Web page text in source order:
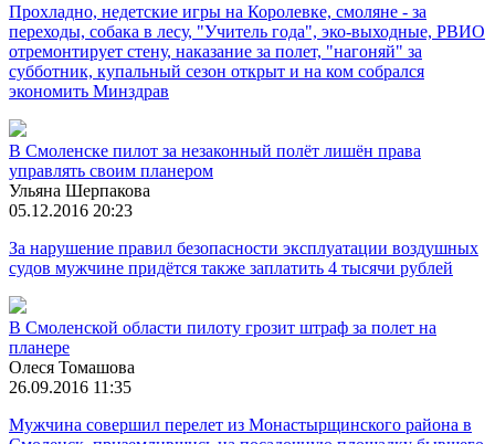
Прохладно, недетские игры на Королевке, смоляне - за
переходы, собака в лесу, "Учитель года", эко-выходные, РВИО
отремонтирует стену, наказание за полет, "нагоняй" за
субботник, купальный сезон открыт и на ком собрался
экономить Минздрав
В Смоленске пилот за незаконный полёт лишён права
управлять своим планером
Ульяна Шерпакова
05.12.2016 20:23
За нарушение правил безопасности эксплуатации воздушных
судов мужчине придётся также заплатить 4 тысячи рублей
В Смоленской области пилоту грозит штраф за полет на
планере
Олеся Томашова
26.09.2016 11:35
Мужчина совершил перелет из Монастырщинского района в